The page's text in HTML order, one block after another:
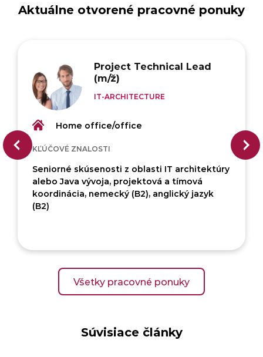
Aktuálne otvorené pracovné ponuky
Project Technical Lead
(m/ž)
IT-ARCHITECTURE
Home office/office
KĽÚČOVÉ ZNALOSTI
Seniorné skúsenosti z oblasti IT architektúry
alebo Java vývoja, projektová a tímová
koordinácia, nemecký (B2), anglický jazyk
(B2)
Všetky pracovné ponuky
Súvisiace články